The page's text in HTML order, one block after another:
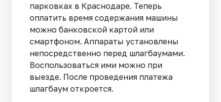
парковках в Краснодаре. Теперь
оплатить время содержания машины
можно банковской картой или
смартфоном. Аппараты установлены
непосредственно перед шлагбаумами.
Воспользоваться ими можно при
выезде. После проведения платежа
шлагбаум откроется.